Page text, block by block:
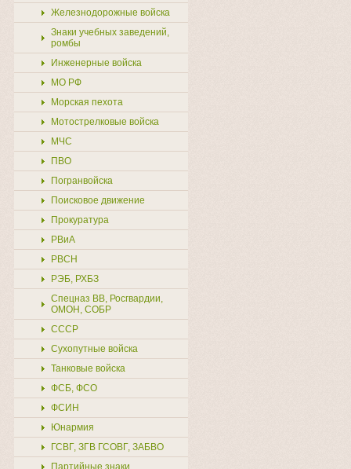
Железнодорожные войска
Знаки учебных заведений,
ромбы
Инженерные войска
МО РФ
Морская пехота
Мотострелковые войска
МЧС
ПВО
Погранвойска
Поисковое движение
Прокуратура
РВиА
РВСН
РЭБ, РХБЗ
Спецназ ВВ, Росгвардии,
ОМОН, СОБР
СССР
Сухопутные войска
Танковые войска
ФСБ, ФСО
ФСИН
Юнармия
ГСВГ, ЗГВ ГСОВГ, ЗАБВО
Партийные знаки